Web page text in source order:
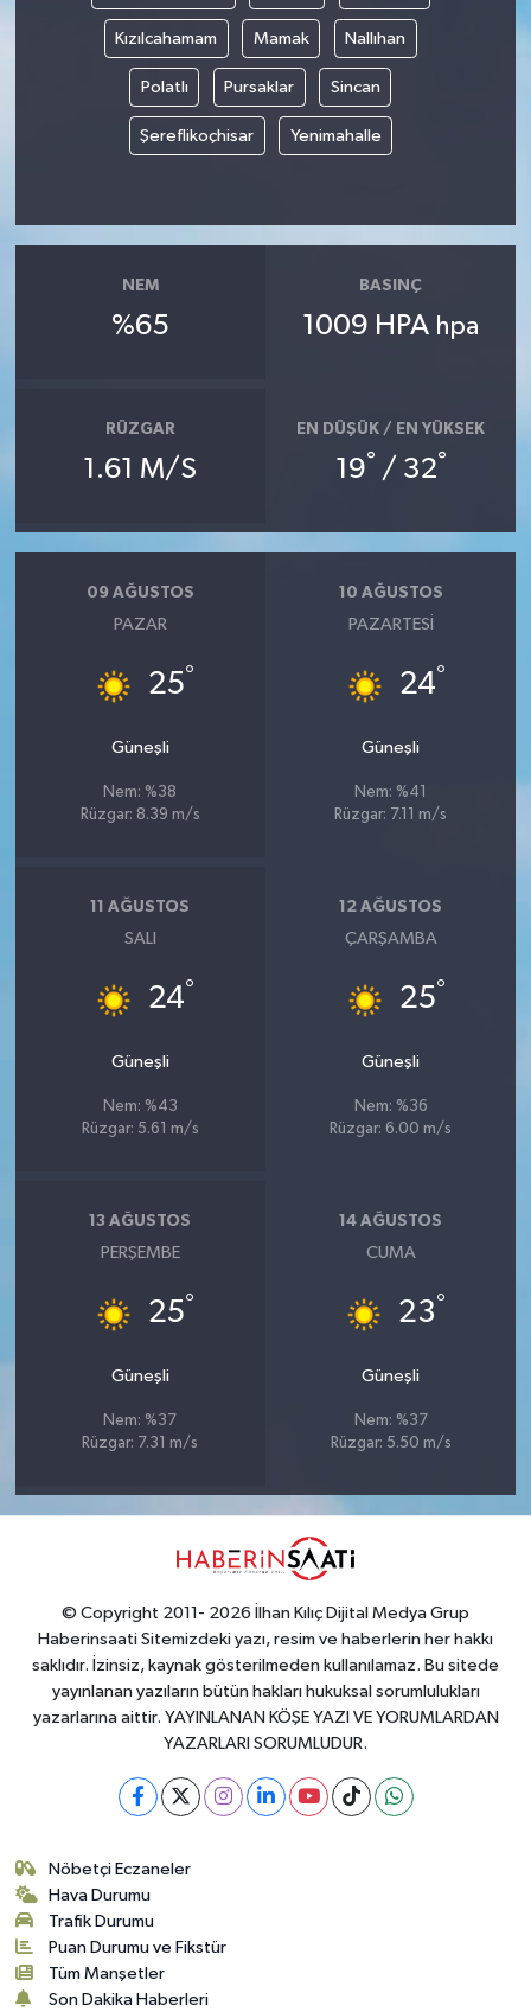
Kızılcahamam Mamak Nallıhan
Polatlı Pursaklar Sincan
Şereflikoçhisar Yenimahalle
NEM
%65
BASINÇ
1009 HPA hpa
RÜZGAR
1.61 M/S
EN DÜŞÜK / EN YÜKSEK
19° / 32°
09 AĞUSTOS
PAZAR
25°
Güneşli
Nem: %38
Rüzgar: 8.39 m/s
10 AĞUSTOS
PAZARTESI
24°
Güneşli
Nem: %41
Rüzgar: 7.11 m/s
11 AĞUSTOS
SALI
24°
Güneşli
Nem: %43
Rüzgar: 5.61 m/s
12 AĞUSTOS
ÇARŞAMBA
25°
Güneşli
Nem: %36
Rüzgar: 6.00 m/s
13 AĞUSTOS
PERŞEMBE
25°
Güneşli
Nem: %37
Rüzgar: 7.31 m/s
14 AĞUSTOS
CUMA
23°
Güneşli
Nem: %37
Rüzgar: 5.50 m/s
© Copyright 2011- 2026 İlhan Kılıç Dijital Medya Grup
Haberinsaati Sitemizdeki yazı, resim ve haberlerin her hakkı
saklıdır. İzinsiz, kaynak gösterilmeden kullanılamaz. Bu sitede
yayınlanan yazıların bütün hakları hukuksal sorumlulukları
yazarlarına aittir. YAYINLANAN KÖŞE YAZI VE YORUMLARDAN
YAZARLARI SORUMLUDUR.
Nöbetçi Eczaneler
Hava Durumu
Trafik Durumu
Puan Durumu ve Fikstür
Tüm Manşetler
Son Dakika Haberleri